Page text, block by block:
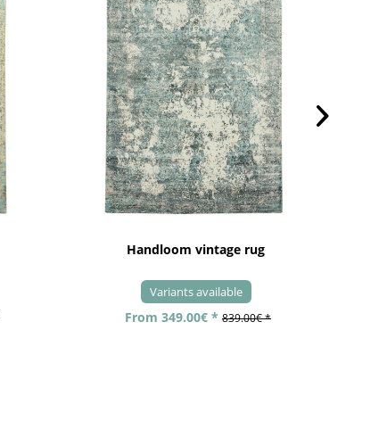
Handloom vintage rug
Variants available
From 349.00€ * 839.00€ *